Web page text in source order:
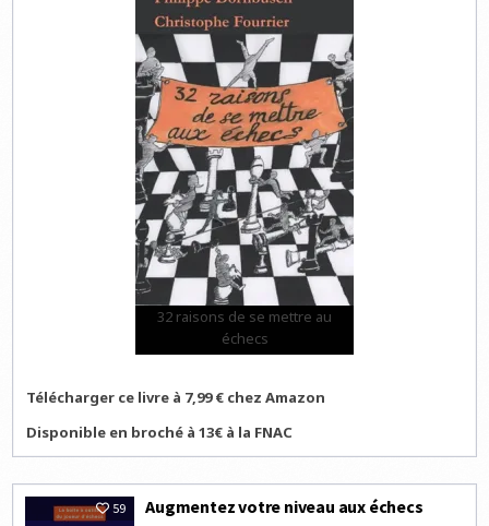
32 raisons de se mettre au
échecs
Télécharger ce livre à 7,99 € chez Amazon
Disponible en broché à 13€ à la FNAC
59 Augmentez votre niveau aux échecs